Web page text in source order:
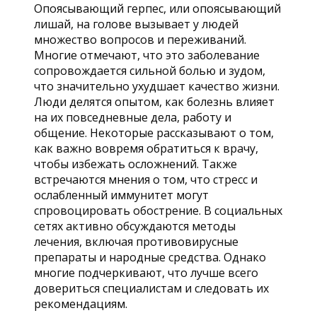
Опоясывающий герпес, или опоясывающий
лишай, на голове вызывает у людей
множество вопросов и переживаний.
Многие отмечают, что это заболевание
сопровождается сильной болью и зудом,
что значительно ухудшает качество жизни.
Люди делятся опытом, как болезнь влияет
на их повседневные дела, работу и
общение. Некоторые рассказывают о том,
как важно вовремя обратиться к врачу,
чтобы избежать осложнений. Также
встречаются мнения о том, что стресс и
ослабленный иммунитет могут
спровоцировать обострение. В социальных
сетях активно обсуждаются методы
лечения, включая противовирусные
препараты и народные средства. Однако
многие подчеркивают, что лучше всего
довериться специалистам и следовать их
рекомендациям.